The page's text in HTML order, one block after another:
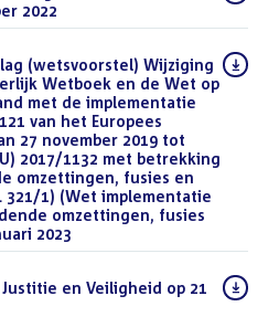
2022
(wetsvoorstel) Wijziging
Wetboek en de Wet op
met de implementatie
van het Europees
27 november 2019 tot
2017/1132 met betrekking
omzettingen, fusies en
321/1) (Wet implementatie
omzettingen, fusies
2023
en Veiligheid op 21